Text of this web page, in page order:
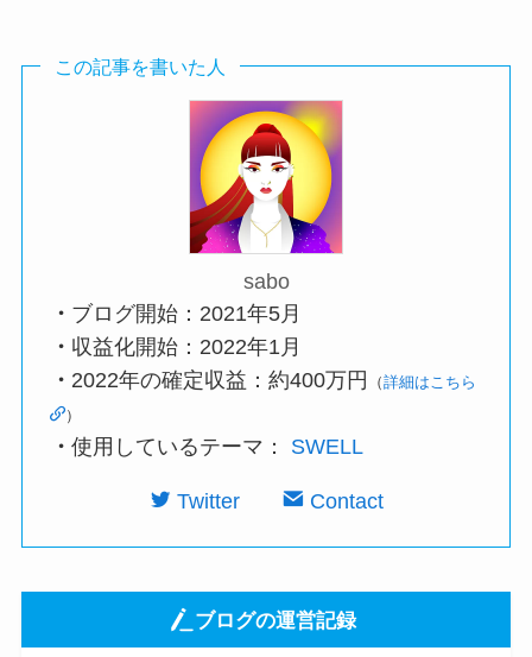
この記事を書いた人
sabo
・ ブログ開始：2021年5月
・ 収益化開始：2022年1月
・ 2022年の確定収益：約400万円 （詳細はこちら
）
・使用しているテーマ： SWELL
Twitter Contact
ブログの運営記録